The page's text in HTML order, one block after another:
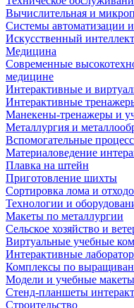
Вычислительная и
Системы автоматизации
Искусственный
Медицина
Современные
медицине
Интерактивные и
Интерактивные
Манекены-тренажеры и
Металлургия и
Вспомогательные
Материаловедение
Плавка на штейн
Приготовление шихты
Сортировка лома и
Технологии и
Макеты по металлургии
Сельское хозяйство и
Виртуальные учебные
Интерактивные
Комплексы по
Модели и учебные макеты
Стенд-планшеты
Строительство